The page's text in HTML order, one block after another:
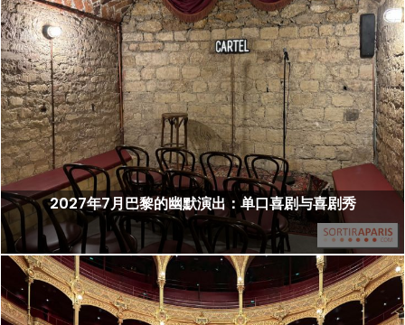
2027年7月巴黎的幽默演出：单口喜剧与喜剧秀